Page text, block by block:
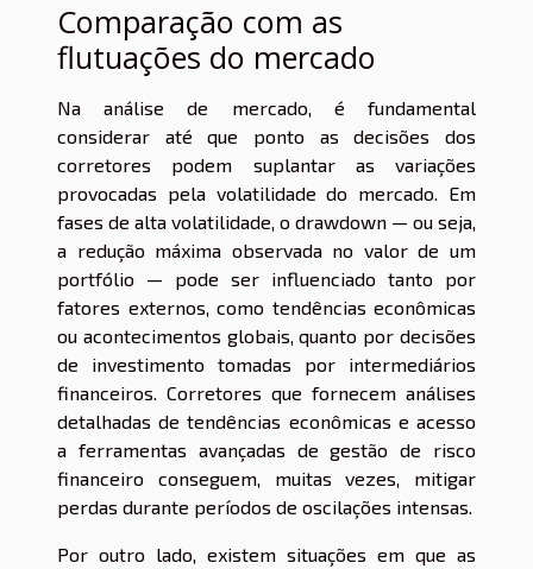
Comparação com as
flutuações do mercado
Na análise de mercado, é fundamental
considerar até que ponto as decisões dos
corretores podem suplantar as variações
provocadas pela volatilidade do mercado. Em
fases de alta volatilidade, o drawdown — ou seja,
a redução máxima observada no valor de um
portfólio — pode ser influenciado tanto por
fatores externos, como tendências econômicas
ou acontecimentos globais, quanto por decisões
de investimento tomadas por intermediários
financeiros. Corretores que fornecem análises
detalhadas de tendências econômicas e acesso
a ferramentas avançadas de gestão de risco
financeiro conseguem, muitas vezes, mitigar
perdas durante períodos de oscilações intensas.
Por outro lado, existem situações em que as